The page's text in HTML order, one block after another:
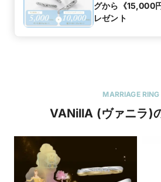
グから《15,000
レゼント
MARRIAGE RING
VANillA (ヴァニラ)